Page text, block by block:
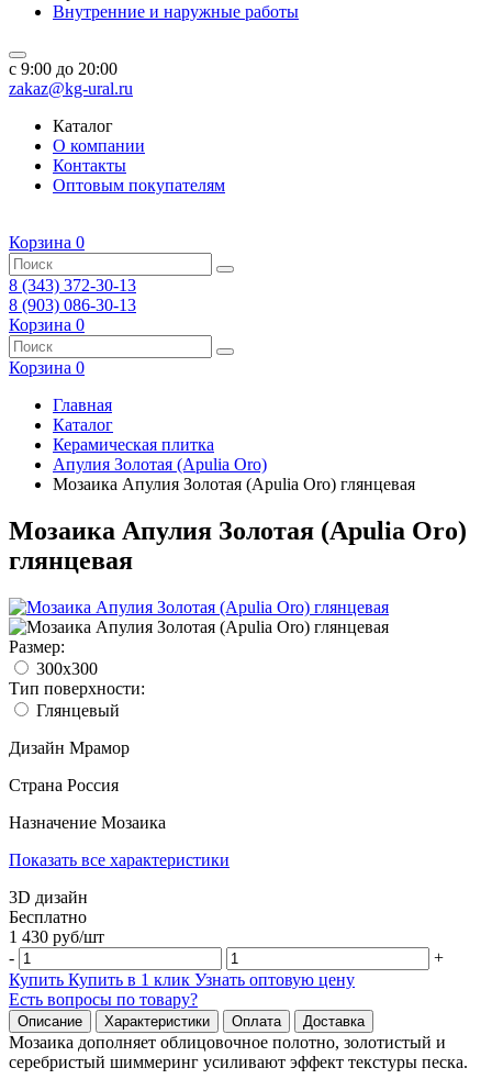
Внутренние и наружные работы
c 9:00 до 20:00
zakaz@kg-ural.ru
Каталог
О компании
Контакты
Оптовым покупателям
Корзина 0
8 (343) 372-30-13
8 (903) 086-30-13
Корзина 0
Корзина 0
Главная
Каталог
Керамическая плитка
Апулия Золотая (Apulia Oro)
Мозаика Апулия Золотая (Apulia Oro) глянцевая
Мозаика Апулия Золотая (Apulia Oro)
глянцевая
Размер:
300x300
Тип поверхности:
Глянцевый
Дизайн Мрамор
Страна Россия
Назначение Мозаика
Показать все характеристики
3D дизайн
Бесплатно
1 430 руб/шт
-
+
Купить Купить в 1 клик Узнать оптовую цену
Есть вопросы по товару?
Описание Характеристики Оплата Доставка
Мозаика дополняет облицовочное полотно, золотистый и
серебристый шиммеринг усиливают эффект текстуры песка.